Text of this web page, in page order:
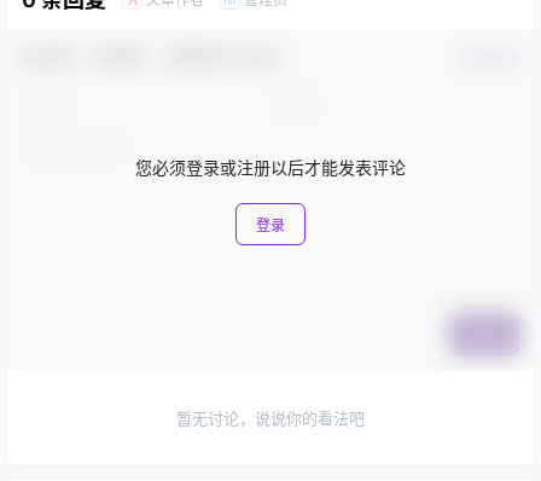
您必须登录或注册以后才能发表评论
登录
暂无讨论，说说你的看法吧